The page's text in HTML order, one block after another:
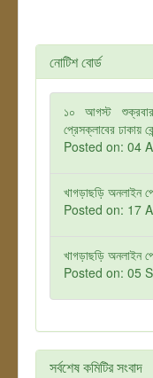
নোটিশ বোর্ড
১০ আগস্ট শুক্রবার
প্রেসক্লাবের ঢাকায়
Posted on: 04
খাগড়াছড়ি অনলাইন
Posted on: 17
খাগড়াছড়ি অনলাইন
Posted on: 05
সর্বশেষ কমিটির সংবাদ